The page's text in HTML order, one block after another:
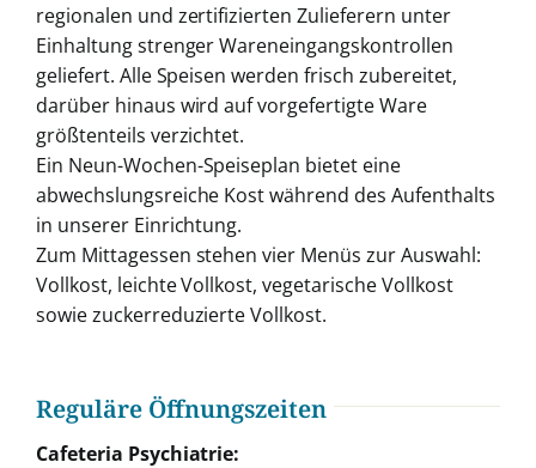
regionalen und zertifizierten Zulieferern unter
Einhaltung strenger Wareneingangskontrollen
geliefert. Alle Speisen werden frisch zubereitet,
darüber hinaus wird auf vorgefertigte Ware
größtenteils verzichtet.
Ein Neun-Wochen-Speiseplan bietet eine
abwechslungsreiche Kost während des Aufenthalts
in unserer Einrichtung.
Zum Mittagessen stehen vier Menüs zur Auswahl:
Vollkost, leichte Vollkost, vegetarische Vollkost
sowie zuckerreduzierte Vollkost.
Reguläre Öffnungszeiten
Cafeteria Psychiatrie: